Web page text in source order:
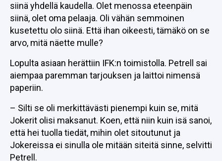
siinä yhdellä kaudella. Olet menossa eteenpäin
siinä, olet oma pelaaja. Oli vähän semmoinen
kusetettu olo siinä. Että ihan oikeesti, tämäkö on se
arvo, mitä näette mulle?
Lopulta asiaan herättiin IFK:n toimistolla. Petrell sai
aiempaa paremman tarjouksen ja laittoi nimensä
paperiin.
– Silti se oli merkittävästi pienempi kuin se, mitä
Jokerit olisi maksanut. Koen, että niin kuin isä sanoi,
että hei tuolla tiedät, mihin olet sitoutunut ja
Jokereissa ei sinulla ole mitään siteitä sinne, selvitti
Petrell.